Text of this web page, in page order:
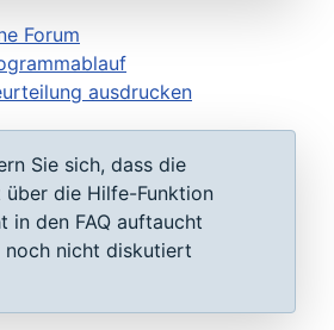
Forum
ausdrucken
Sie sich, dass die
über die Hilfe-Funktion
in den FAQ auftaucht
noch nicht diskutiert